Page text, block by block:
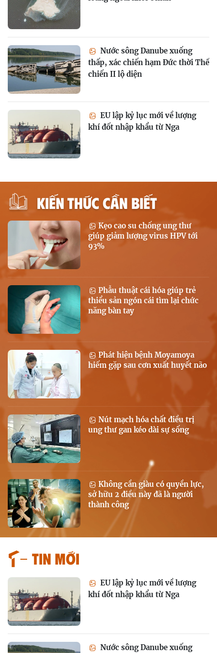
Nước sông Danube xuống
thấp, xác chiến hạm Đức thời Thế
chiến II lộ diện
EU lập kỷ lục mới về lượng
khí đốt nhập khẩu từ Nga
KIẾN THỨC CẦN BIẾT
Kẹo cao su chống ung thư
giúp giảm lượng virus HPV tới
93%
Phẫu thuật cái hóa giúp trẻ
thiểu sản ngón cái tìm lại chức
năng bàn tay
Phát hiện bệnh Moyamoya
hiếm gặp sau cơn xuất huyết não
Nút mạch hóa chất điều trị
ung thư gan kéo dài sự sống
Không cần giàu có quyền lực,
sở hữu 2 điều này đã là người
thành công
Tin mới
EU lập kỷ lục mới về lượng
khí đốt nhập khẩu từ Nga
Nước sông Danube xuống